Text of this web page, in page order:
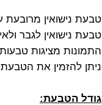
טבעת נישואין מרובעת
טבעת נישואין לגבר ולאישה
התמונות מציגות
ניתן להזמין את
גודל הטבעת: